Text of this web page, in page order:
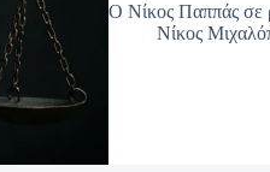
Ο Νίκος Παππάς σε
Νίκος